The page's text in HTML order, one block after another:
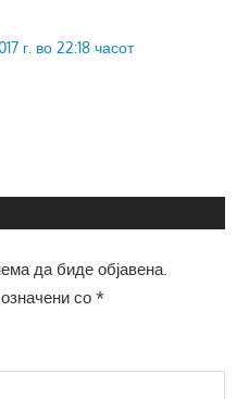
г. во 22:18 часот
да биде објавена.
со *